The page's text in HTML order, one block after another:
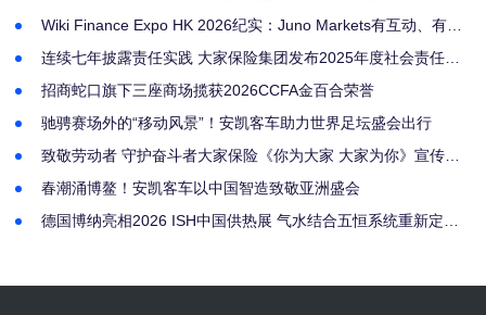
Wiki Finance Expo HK 2026纪实：Juno Markets有互动、有奖
连续七年披露责任实践 大家保险集团发布2025年度社会责任报
招商蛇口旗下三座商场揽获2026CCFA金百合荣誉
驰骋赛场外的“移动风景”！安凯客车助力世界足坛盛会出行
致敬劳动者 守护奋斗者大家保险《你为大家 大家为你》宣传片
春潮涌博鳌！安凯客车以中国智造致敬亚洲盛会
德国博纳亮相2026 ISH中国供热展 气水结合五恒系统重新定义